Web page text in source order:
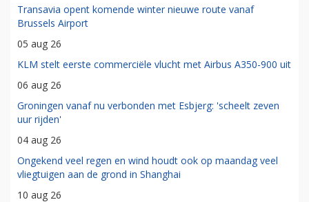
Transavia opent komende winter nieuwe route vanaf
Brussels Airport
05 aug 26
KLM stelt eerste commerciële vlucht met Airbus A350-900 uit
06 aug 26
Groningen vanaf nu verbonden met Esbjerg: 'scheelt zeven
uur rijden'
04 aug 26
Ongekend veel regen en wind houdt ook op maandag veel
vliegtuigen aan de grond in Shanghai
10 aug 26